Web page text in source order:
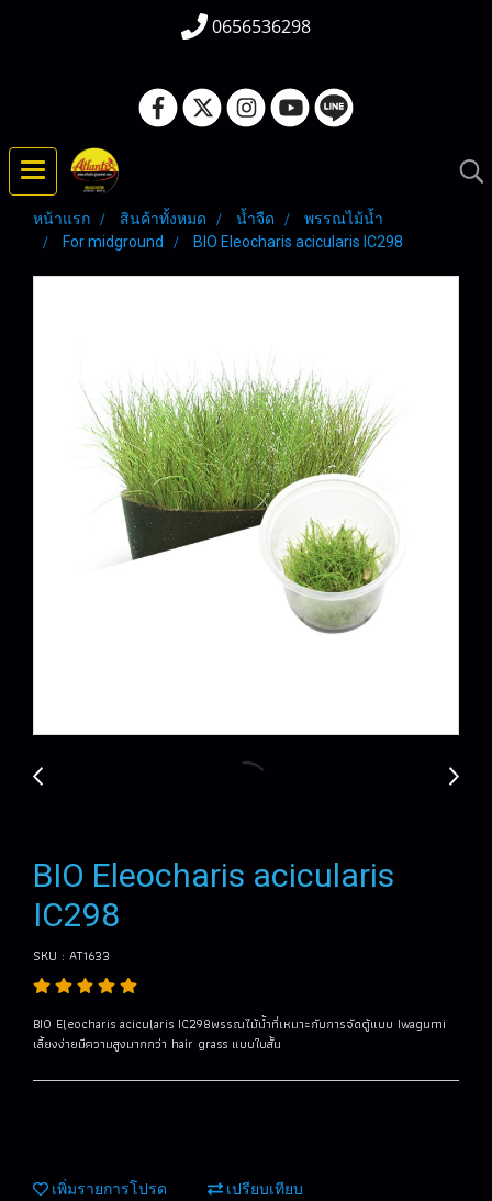
0656536298
หน้าแรก สินค้าทั้งหมด น้ำจืด
พรรณไม้น้ำ
For midground
BIO Eleocharis acicularis IC298
BIO Eleocharis acicularis
IC298
SKU : AT1633
BIO Eleocharis acicularis IC298พรรณไม้น้ำที่เหมาะกับการจัดตู้แบบ Iwagumi
เลี้ยงง่ายมีความสูงมากกว่า hair grass แบบใบสั้น
เพิ่มรายการโปรด เปรียบเทียบ